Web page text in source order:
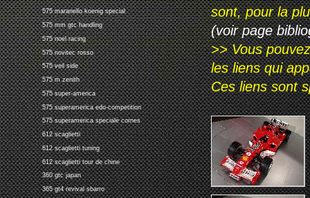
575 maranello koenig special
575 mm gtc handling
575 noel racing
575 novitec rosso
575 veil side
575 m zenith
575 super-america
575 superamerica edo-competition
575 superamerica speciale cornes
612 scaglietti
612 scaglietti tuning
612 scaglietti tour de chine
360 gtc japan
365 gt4 revival sbarro
sont, pour la
(voir page
>> Vous
les liens qui
Ces liens sont